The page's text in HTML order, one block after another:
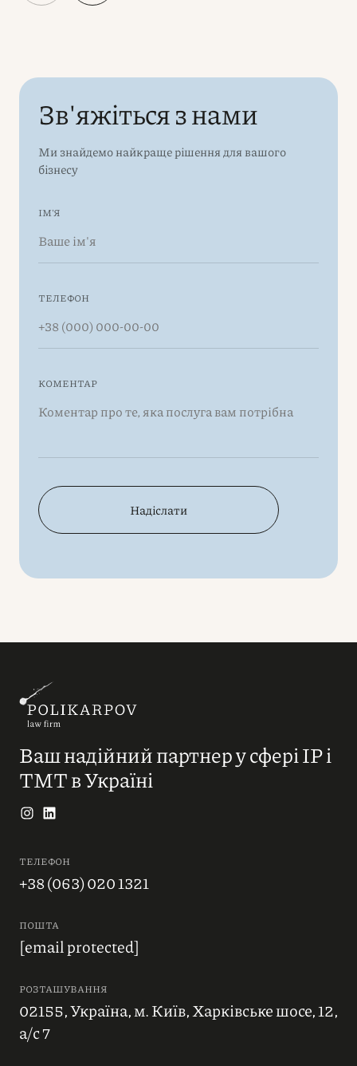
Зв'яжіться з нами
Ми знайдемо найкраще рішення для вашого
бізнесу
ІМ'Я
ТЕЛЕФОН
КОМЕНТАР
Надіслати
Ваш надійний партнер у сфері IP і
ТМТ в Україні
ТЕЛЕФОН
+38 (063) 020 1321
ПОШТА
[email protected]
РОЗТАШУВАННЯ
02155, Україна, м. Київ, Харківське шосе, 12,
а/с 7